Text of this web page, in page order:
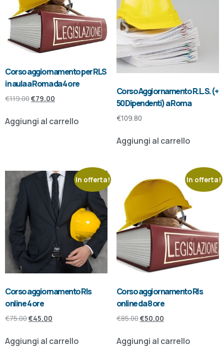
Corso aggiornamento per RLS
in aula a Roma da 4 ore
€119.00€79.00
Aggiungi al carrello
Corso Aggiornamento R.L.S. (+
50 Dipendenti) a Roma
€109.80
Aggiungi al carrello
In offerta!
Corso aggiornamento Rls
online 4 ore
€75.00€45.00
Aggiungi al carrello
In offerta!
Corso aggiornamento Rls
online da 8 ore
€85.00€50.00
Aggiungi al carrello